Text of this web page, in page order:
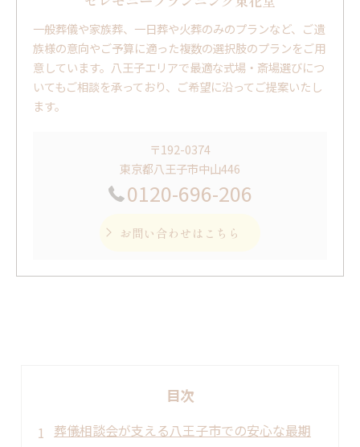
一般葬儀や家族葬、一日葬や火葬のみのプランなど、ご遺
族様の意向やご予算に適った複数の選択肢のプランをご用
意しています。八王子エリアで最適な式場・斎場選びにつ
いてもご相談を承っており、ご希望に沿ってご提案いたし
ます。
〒192-0374
東京都八王子市中山446
0120-696-206
お問い合わせはこちら
目次
葬儀相談会が支える八王子市での安心な最期